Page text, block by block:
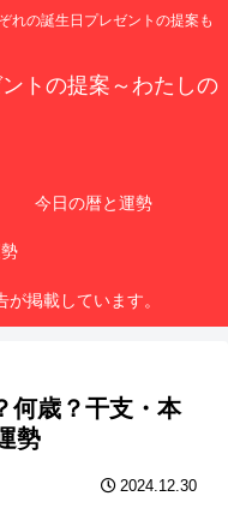
れの誕生日プレゼントの提案も
トの提案～わたしの
今日の暦と運勢
が掲載しています。
何歳？干支・本
勢
2024.12.30